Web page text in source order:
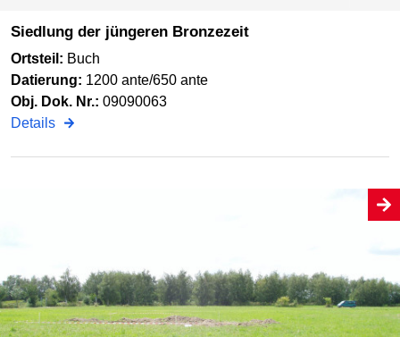
Siedlung der jüngeren Bronzezeit
Ortsteil: Buch
Datierung: 1200 ante/650 ante
Obj. Dok. Nr.: 09090063
Details